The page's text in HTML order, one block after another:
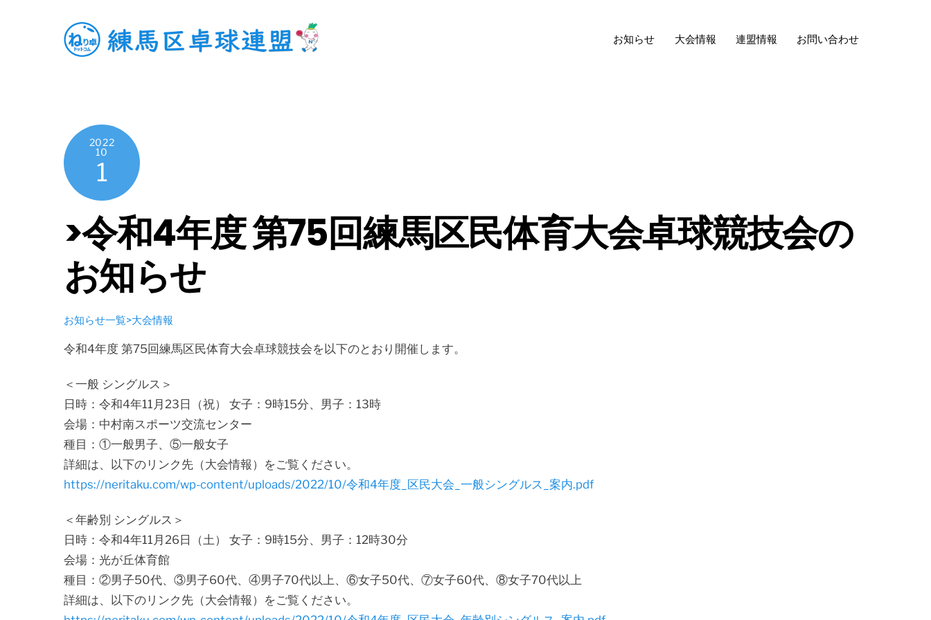
お知らせ 大会情報 連盟情報 お問い合わせ
2022
10
1
>令和4年度 第75回練馬区民体育大会卓球競技会の
お知らせ
お知らせ一覧>大会情報
令和4年度 第75回練馬区民体育大会卓球競技会を以下のとおり開催します。
＜一般 シングルス＞
日時：令和4年11月23日（祝） 女子：9時15分、男子：13時
会場：中村南スポーツ交流センター
種目：①一般男子、⑤一般女子
詳細は、以下のリンク先（大会情報）をご覧ください。
https://neritaku.com/wp-content/uploads/2022/10/令和4年度_区民大会_一般シングルス_案内.pdf
＜年齢別 シングルス＞
日時：令和4年11月26日（土） 女子：9時15分、男子：12時30分
会場：光が丘体育館
種目：②男子50代、③男子60代、④男子70代以上、⑥女子50代、⑦女子60代、⑧女子70代以上
詳細は、以下のリンク先（大会情報）をご覧ください。